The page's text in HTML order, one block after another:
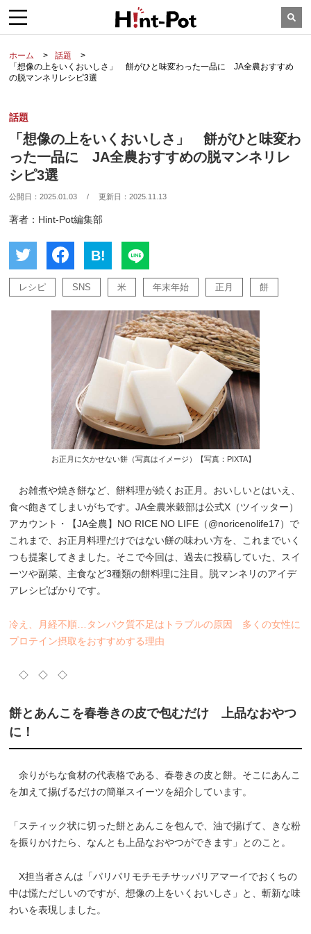
ホーム
話題
「想像の上をいくおいしさ」 餅がひと味変わった一品に JA全農おすすめ
の脱マンネリレシピ3選
話題
「想像の上をいくおいしさ」 餅がひと味変わ
った一品に JA全農おすすめの脱マンネリレ
シピ3選
公開日：2025.01.03 / 更新日：2025.11.13
著者：Hint-Pot編集部
B!
レシピ SNS 米 年末年始 正月 餅
お正月に欠かせない餅（写真はイメージ）【写真：PIXTA】
お雑煮や焼き餅など、餅料理が続くお正月。おいしいとはいえ、
食べ飽きてしまいがちです。JA全農米穀部は公式X（ツイッター）
アカウント・【JA全農】NO RICE NO LIFE（@noricenolife17）で
これまで、お正月料理だけではない餅の味わい方を、これまでいく
つも提案してきました。そこで今回は、過去に投稿していた、スイ
ーツや副菜、主食など3種類の餅料理に注目。脱マンネリのアイデ
アレシピばかりです。
冷え、月経不順…タンパク質不足はトラブルの原因 多くの女性に
プロテイン摂取をおすすめする理由
◇ ◇ ◇
餅とあんこを春巻きの皮で包むだけ 上品なおやつ
に！
余りがちな食材の代表格である、春巻きの皮と餅。そこにあんこ
を加えて揚げるだけの簡単スイーツを紹介しています。
「スティック状に切った餅とあんこを包んで、油で揚げて、きな粉
を振りかけたら、なんとも上品なおやつができます」とのこと。
X担当者さんは「パリパリモチモチサッパリアマーイでおくちの
中は慌ただしいのですが、想像の上をいくおいしさ」と、斬新な味
わいを表現しました。